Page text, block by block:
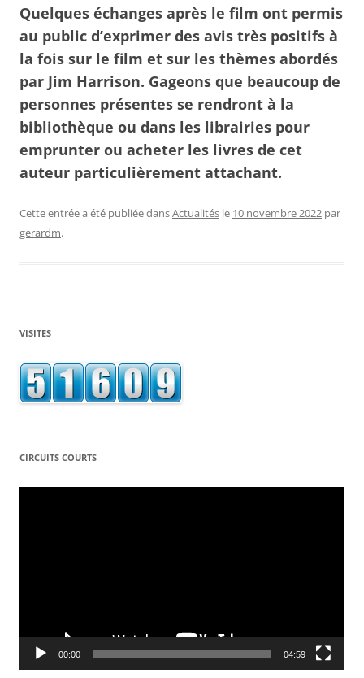
Quelques échanges après le film ont permis
au public d’exprimer des avis très positifs à
la fois sur le film et sur les thèmes abordés
par Jim Harrison. Gageons que beaucoup de
personnes présentes se rendront à la
bibliothèque ou dans les librairies pour
emprunter ou acheter les livres de cet
auteur particulièrement attachant.
Cette entrée a été publiée dansActualités le 10 novembre 2022 par
gerardm.
VISITES
CIRCUITS COURTS
Lecteur
00:00 04:59